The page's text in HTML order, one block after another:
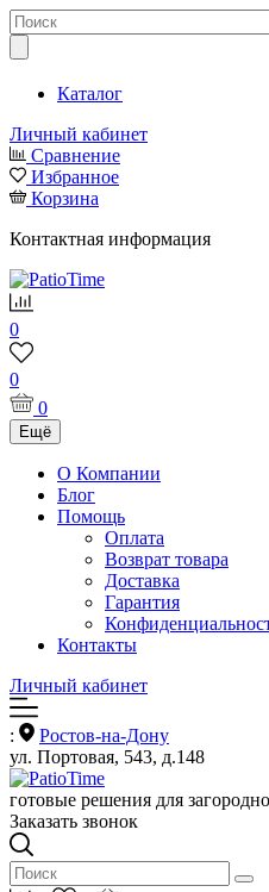
Каталог
Личный кабинет
Сравнение
Избранное
Корзина
Контактная информация
0
0
0
Ещё
О Компании
Блог
Помощь
Оплата
Возврат товара
Доставка
Гарантия
Контакты
Личный кабинет
:
Ростов-на-Дону
ул. Портовая, 543, д.148
готовые решения для
Заказать звонок